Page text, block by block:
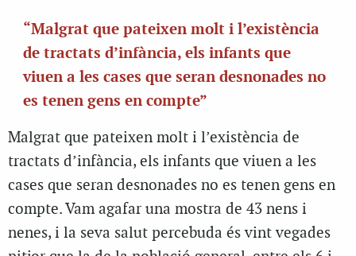
“Malgrat que pateixen molt i l’existència
de tractats d’infància, els infants que
viuen a les cases que seran desnonades no
es tenen gens en compte”
Malgrat que pateixen molt i l’existència de
tractats d’infància, els infants que viuen a les
cases que seran desnonades no es tenen gens en
compte. Vam agafar una mostra de 43 nens i
nenes, i la seva salut percebuda és vint vegades